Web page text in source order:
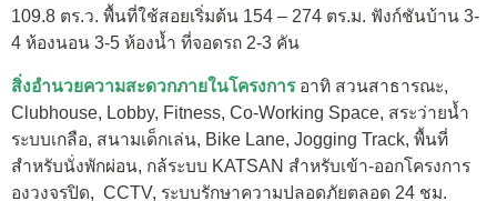
109.8 ตร.ว. พื้นที่ใช้สอยเริ่มต้น 154 – 274 ตร.ม. ฟังก์ชันบ้าน 3-
4 ห้องนอน 3-5 ห้องน้ำ ที่จอดรถ 2-3 คัน
สิ่งอำนวยความสะดวกภายในโครงการอาทิ สวนสาธารณะ,
Clubhouse, Lobby, Fitness, Co-Working Space, สระว่ายน้ำ
ระบบเกลือ, สนามเด็กเล่น, Bike Lane, Jogging Track, พื้นที่
สำหรับนั่งพักผ่อน, กล้ระบบ KATSAN สำหรับเข้า-ออกโครงการ
องวงจรปิด, CCTV, ระบบรักษาความปลอดภัยตลอด 24 ชม.